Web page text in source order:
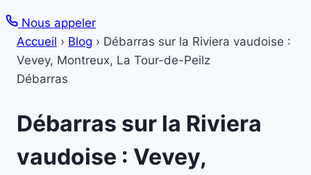
Nous appeler
Accueil › Blog › Débarras sur la Riviera vaudoise :
Vevey, Montreux, La Tour-de-Peilz
Débarras
Débarras sur la Riviera
vaudoise : Vevey,